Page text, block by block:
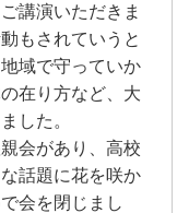
講演いただきま
もされていうと
域で守っていか
在り方など、大
した。
会があり、高校
話題に花を咲か
会を閉じまし